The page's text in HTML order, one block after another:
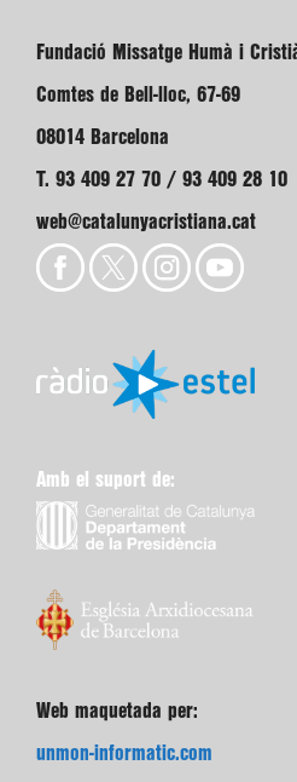
Fundació Missatge Humà i
Comtes de Bell-lloc, 67-69
08014 Barcelona
T. 93 409 27 70 / 93 409 28 10
web@catalunyacristiana.cat
Amb el suport de:
Web maquetada per:
unmon-informatic.com